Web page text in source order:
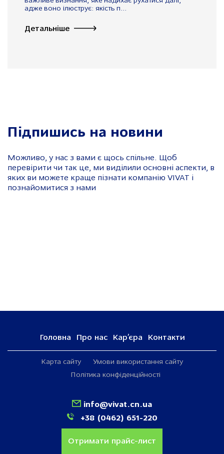
адже воно ілюструє: якість п...
Детальніше
Підпишись на новини
Можливо, у нас з вами є щось спільне. Щоб
перевірити чи так це, ми виділили основні аспекти, в
яких ви можете краще пізнати компанію VIVAT і
познайомитися з нами
Головна Про нас Кар’єра Контакти
Карта сайту
Умови використання сайту
Політика конфіденційності
info@vivat.cn.ua
+38 (0462) 651-220
Отримати прайс-лист